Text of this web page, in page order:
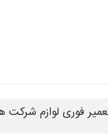
فوری لوازم شرکت